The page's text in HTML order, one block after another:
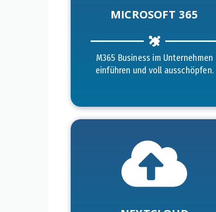
MICROSOFT 365
M365 Business im Unternehmen
einführen und voll ausschöpfen.